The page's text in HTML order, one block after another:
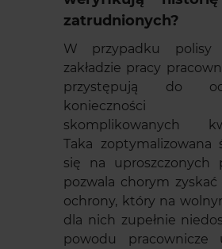
zatrudnionych?
W przypadku
zakładzie pracy
przystępują do
konieczności
skomplikowanych
Taka zoptymalizowana
się na uproszczonych
pozwala chorym zyskać
ochrony, który na
dla nich zupełnie
powodu pracownicze